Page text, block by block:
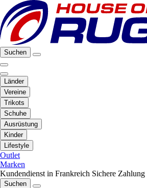
Suchen
Länder
Vereine
Trikots
Schuhe
Ausrüstung
Kinder
Lifestyle
Outlet
Marken
Kundendienst in Frankreich Sichere Zahlung
Suchen